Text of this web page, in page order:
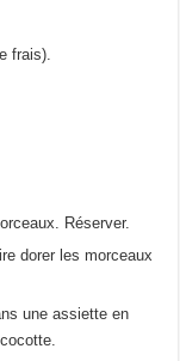
frais).
Réserver.
dorer les morceaux
une assiette en